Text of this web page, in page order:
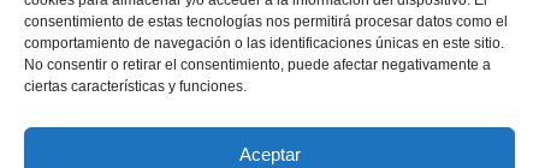
consentimiento de estas tecnologías nos permitirá procesar datos como el
comportamiento de navegación o las identificaciones únicas en este sitio.
No consentir o retirar el consentimiento, puede afectar negativamente a
ciertas características y funciones.
Aceptar